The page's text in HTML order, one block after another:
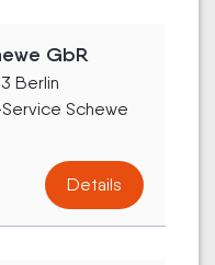
GbR
Berlin
Schewe
Details